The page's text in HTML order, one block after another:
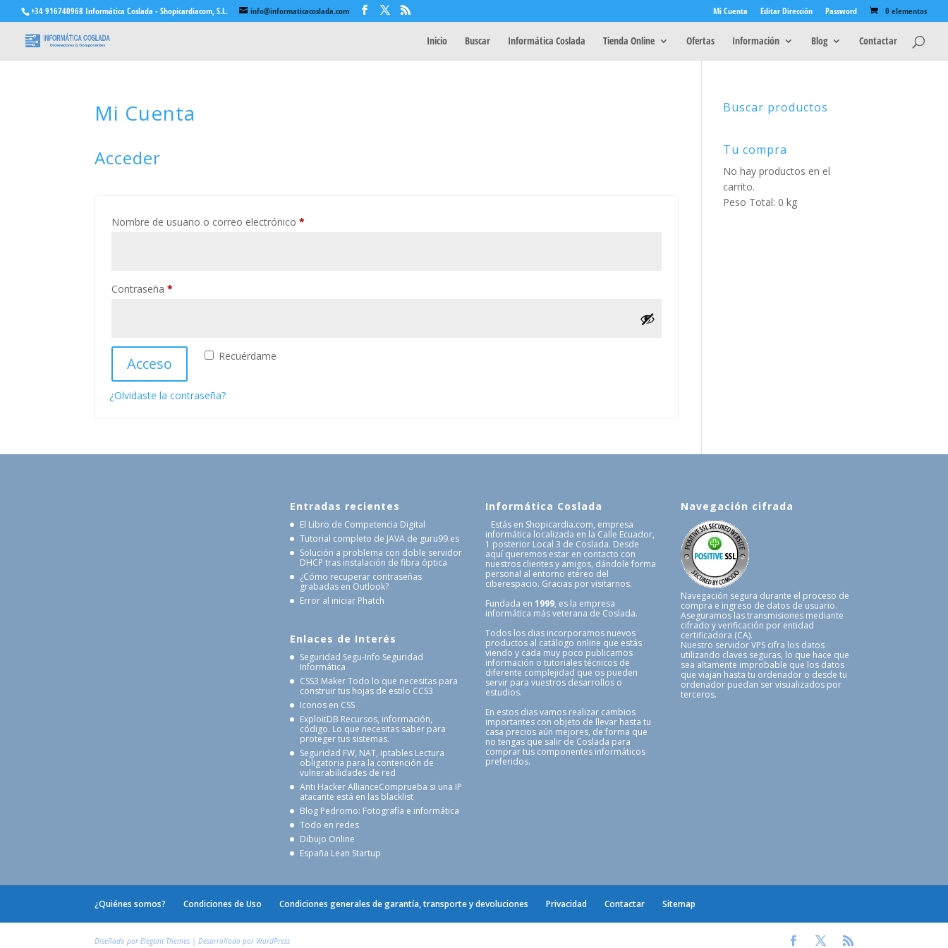
+34 916740968 Informática Coslada - Shopicardiacom, S.L. info@informaticacoslada.com Mi Cuenta Editar Dirección Password 0 elementos
Inicio Buscar Informática Coslada Tienda Online Ofertas Información Blog Contactar
Mi Cuenta
Acceder
Nombre de usuario o correo electrónico*
Contraseña*
Recuérdame
Acceso
¿Olvidaste la contraseña?
Buscar productos
Tu compra
No hay productos en el
carrito.
Peso Total: 0 kg
Entradas recientes
El Libro de Competencia Digital
Tutorial completo de JAVA de guru99.es
Solución a problema con doble servidor
DHCP tras instalación de fibra óptica
¿Cómo recuperar contraseñas
grabadas en Outlook?
Error al iniciar Phatch
Enlaces de Interés
Seguridad Segu-Info Seguridad
Informática
CSS3 MakerTodo lo que necesitas para
construir tus hojas de estilo CCS3
Iconos en CSS
ExploitDB Recursos, información,
código. Lo que necesitas saber para
proteger tus sistemas.
Seguridad FW, NAT, iptables Lectura
obligatoria para la contención de
vulnerabilidades de red
Anti Hacker AllianceComprueba si una IP
atacante está en las blacklist
Blog Pedromo: Fotografía e informática
Todo en redes
Dibujo Online
España Lean Startup
Informática Coslada
Estás en Shopicardia.com, empresa
informática localizada en la Calle Ecuador,
1 posterior Local 3 de Coslada. Desde
aquí queremos estar en contacto con
nuestros clientes y amigos, dándole forma
personal al entorno etéreo del
ciberespacio. Gracias por visitarnos.
Fundada en1999, es la empresa
informática más veterana de Coslada.
Todos los dias incorporamos nuevos
productos al catálogo online que estás
viendo y cada muy poco publicamos
información o tutoriales técnicos de
diferente complejidad que os pueden
servir para vuestros desarrollos o
estudios.
En estos dias vamos realizar cambios
importantes con objeto de llevar hasta tu
casa precios aún mejores, de forma que
no tengas que salir de Coslada para
comprar tus componentes informáticos
preferidos.
Navegación cifrada
Navegación segura durante el proceso de
compra e ingreso de datos de usuario.
Aseguramos las transmisiones mediante
cifrado y verificación por entidad
certificadora (CA).
Nuestro servidor VPS cifra los datos
utilizando claves seguras, lo que hace que
sea altamente improbable que los datos
que viajan hasta tu ordenador o desde tu
ordenador puedan ser visualizados por
terceros.
¿Quiénes somos? Condiciones de Uso Condiciones generales de garantía, transporte y devoluciones Privacidad Contactar Sitemap
Diseñado porElegant Themes | Desarrollado por WordPress